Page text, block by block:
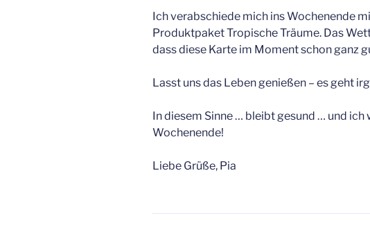
Ich verabschiede mich ins Wochenende
Produktpaket Tropische Träume. Das
dass diese Karte im Moment schon ganz
Lasst uns das Leben genießen – es geht
In diesem Sinne … bleibt gesund … und ich
Wochenende!
Liebe Grüße, Pia